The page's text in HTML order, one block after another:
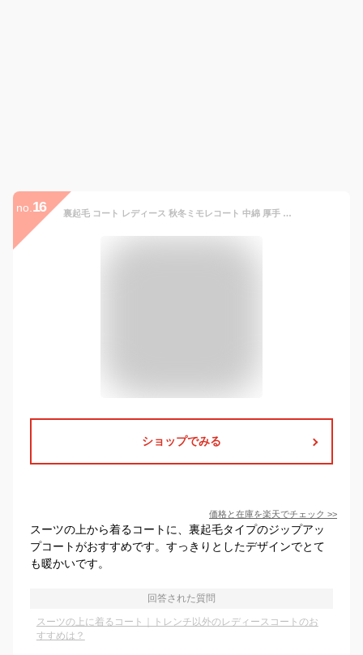
no. 16 裏起毛 コート レディース 秋冬ミモレコート 中綿 厚手 おしゃれ ジップアップ コート ミドル丈 アウター 裏起毛コート 大人 中綿コート 上品 秋冬 ジャケット おしゃれ きれいめ 暖かい 防寒 ゆったり カジュアル フォーマル 大きいサイズ 体型カバー 着痩せ
ショップでみる
価格と在庫を楽天でチェック >>
スーツの上から着るコートに、裏起毛タイプのジップアッ
プコートがおすすめです。すっきりとしたデザインでとて
も暖かいです。
回答された質問
スーツの上に着るコート｜トレンチ以外のレディースコートのお
すすめは？